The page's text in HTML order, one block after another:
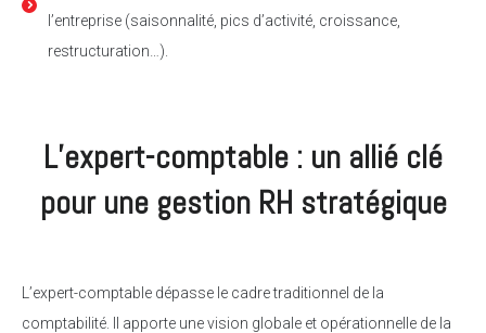
l’entreprise (saisonnalité, pics d’activité, croissance,
restructuration…).
L’expert-comptable : un allié clé
pour une gestion RH stratégique
L’expert-comptable dépasse le cadre traditionnel de la
comptabilité. Il apporte une vision globale et opérationnelle de la